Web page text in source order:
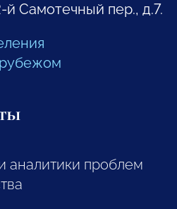
й Самотечный пер., д.7.
аналитики проблем